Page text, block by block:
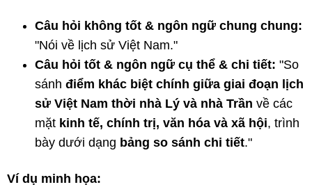
Câu hỏi không tốt & ngôn ngữ chung chung:
"Nói về lịch sử Việt Nam."
Câu hỏi tốt & ngôn ngữ cụ thể & chi tiết: "So
sánh điểm khác biệt chính giữa giai đoạn lịch
sử Việt Nam thời nhà Lý và nhà Trần về các
mặt kinh tế, chính trị, văn hóa và xã hội, trình
bày dưới dạng bảng so sánh chi tiết."
Ví dụ minh họa: